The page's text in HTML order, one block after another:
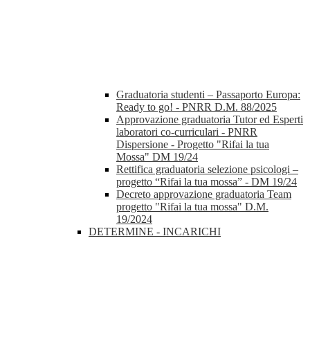
Graduatoria studenti – Passaporto Europa:
Ready to go! - PNRR D.M. 88/2025
Approvazione graduatoria Tutor ed Esperti
laboratori co-curriculari - PNRR
Dispersione - Progetto "Rifai la tua
Mossa" DM 19/24
Rettifica graduatoria selezione psicologi –
progetto “Rifai la tua mossa” - DM 19/24
Decreto approvazione graduatoria Team
progetto "Rifai la tua mossa" D.M.
19/2024
DETERMINE - INCARICHI